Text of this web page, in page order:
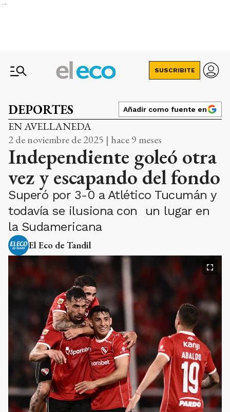
Ads
SUSCRIBITE
DEPORTES Añadir como fuente en
EN AVELLANEDA
2 de noviembre de 2025 | hace 9 meses
Independiente goleó otra
vez y escapando del fondo
Superó por 3-0 a Atlético Tucumán y
todavía se ilusiona con un lugar en
la Sudamericana
El Eco de Tandil